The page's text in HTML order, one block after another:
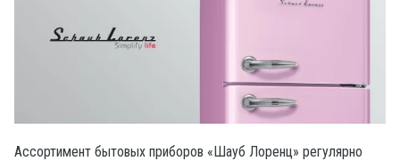
Ассортимент бытовых приборов «Шауб Лоренц» регулярно